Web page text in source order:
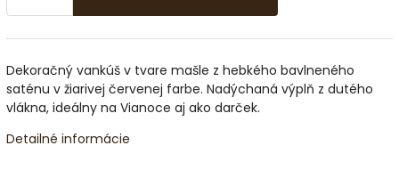
Dekoračný vankúš v tvare mašle z hebkého bavlneného
saténu v žiarivej červenej farbe. Nadýchaná výplň z dutého
vlákna, ideálny na Vianoce aj ako darček.
Detailné informácie